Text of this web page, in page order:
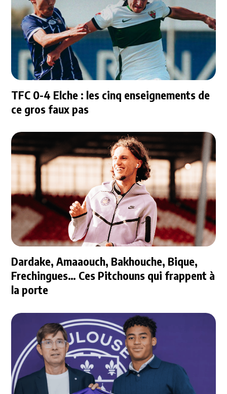
TFC 0-4 Elche : les cinq enseignements de
ce gros faux pas
Dardake, Amaaouch, Bakhouche, Bique,
Frechingues… Ces Pitchouns qui frappent à
la porte